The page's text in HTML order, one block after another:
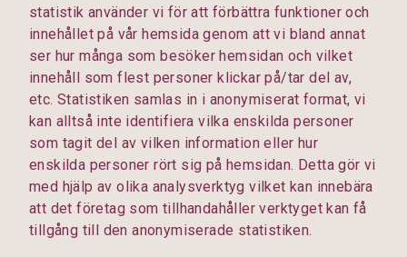
statistik använder vi för att förbättra funktioner och
innehållet på vår hemsida genom att vi bland annat
ser hur många som besöker hemsidan och vilket
innehåll som flest personer klickar på/tar del av,
etc. Statistiken samlas in i anonymiserat format, vi
kan alltså inte identifiera vilka enskilda personer
som tagit del av vilken information eller hur
enskilda personer rört sig på hemsidan. Detta gör vi
med hjälp av olika analysverktyg vilket kan innebära
att det företag som tillhandahåller verktyget kan få
tillgång till den anonymiserade statistiken.